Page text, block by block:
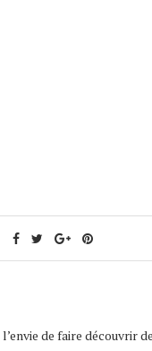
de faire découvrir